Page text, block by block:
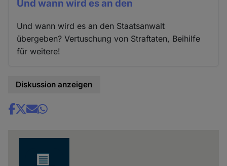
Und wann wird es an den
Und wann wird es an den Staatsanwalt
übergeben? Vertuschung von Straftaten, Beihilfe
für weitere!
Diskussion anzeigen
Share